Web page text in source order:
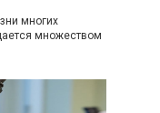
многих
множеством